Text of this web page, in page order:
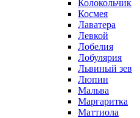
Колокольчик
Космея
Лаватера
Левкой
Лобелия
Лобулярия
Львиный зев
Люпин
Мальва
Маргаритка
Маттиола